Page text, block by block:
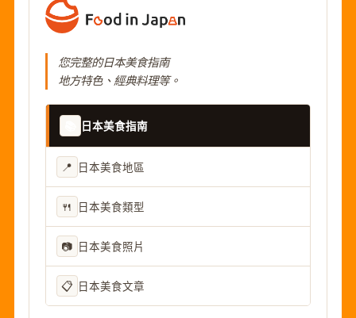
您完整的日本美食指南
地方特色、經典料理等。
日本美食指南
📍 日本美食地區
🍴 日本美食類型
📷 日本美食照片
📋 日本美食文章